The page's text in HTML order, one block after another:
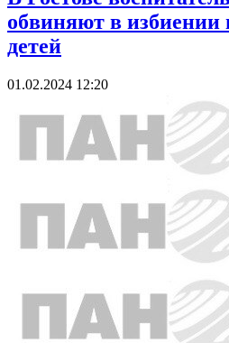
обвиняют в избиении
детей
01.02.2024 12:20